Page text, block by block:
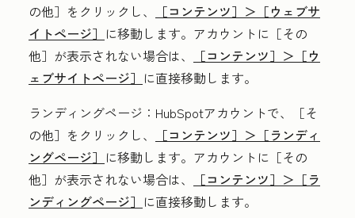
の他］をクリックし、
［コンテンツ］＞ ［ウェブサ
イトページ］ に移動します。アカウントに ［その
他］が表示されない場合は、
［コンテンツ］＞ ［ウ
ェブサイトページ］ に直接移動します。
ランディングページ ：HubSpotアカウントで、
［そ
の他］をクリックし、
［コンテンツ］＞ ［ランディ
ングページ］ に移動します。アカウントに ［その
他］が表示されない場合は、
［コンテンツ］＞ ［ラ
ンディングページ］ に直接移動します。